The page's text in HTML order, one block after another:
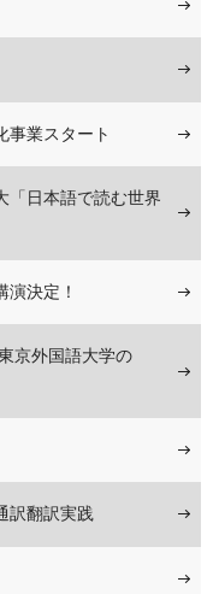
事業スタート
日本語で読む世界
演決定！
京外国語大学の
訳翻訳実践